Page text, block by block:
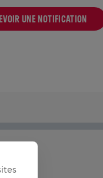
UNE NOTIFICATION